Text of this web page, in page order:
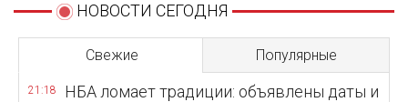
НОВОСТИ СЕГОДНЯ
Свежие Популярные
21:18
НБА ломает традиции: объявлены даты и